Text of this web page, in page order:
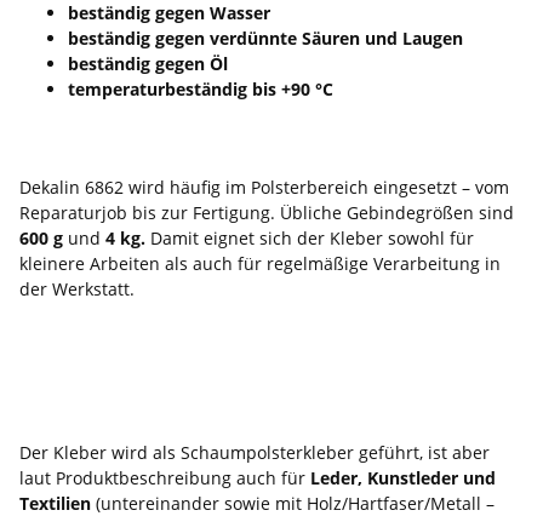
beständig gegen Wasser
beständig gegen verdünnte Säuren und Laugen
beständig gegen Öl
temperaturbeständig bis +90 °C
Dekalin 6862 wird häufig im Polsterbereich eingesetzt – vom
Reparaturjob bis zur Fertigung. Übliche Gebindegrößen sind
600 g und 4 kg. Damit eignet sich der Kleber sowohl für
kleinere Arbeiten als auch für regelmäßige Verarbeitung in
der Werkstatt.
Der Kleber wird als Schaumpolsterkleber geführt, ist aber
laut Produktbeschreibung auch für Leder, Kunstleder und
Textilien (untereinander sowie mit Holz/Hartfaser/Metall –